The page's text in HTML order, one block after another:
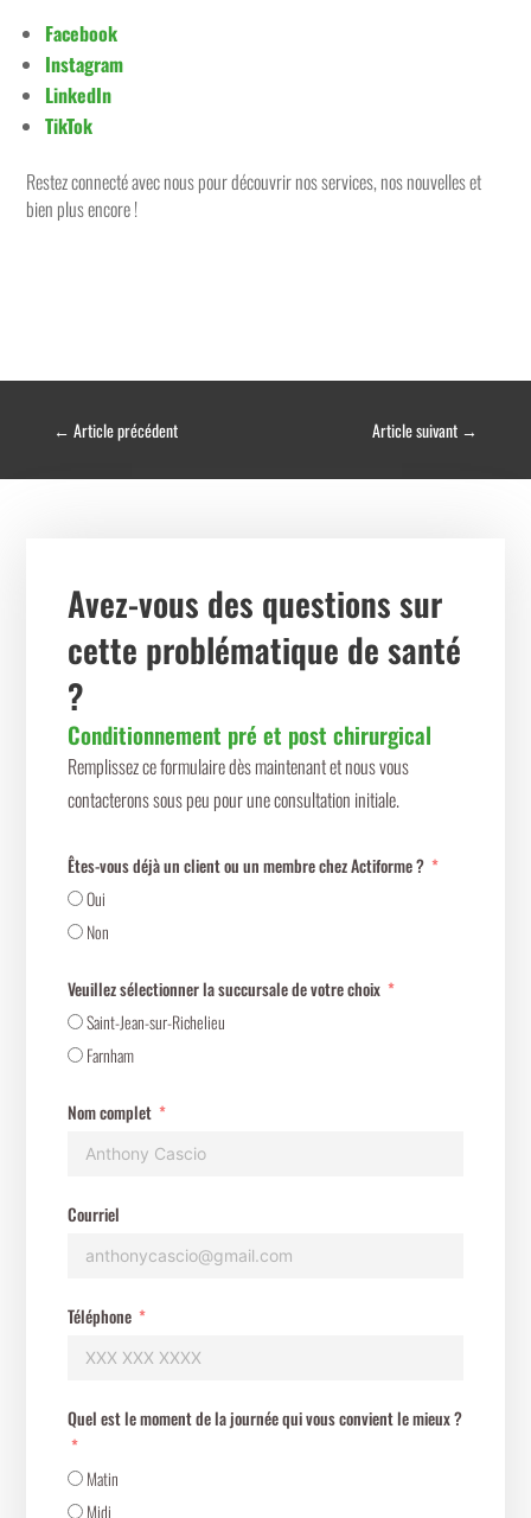
Facebook
Instagram
LinkedIn
TikTok
Restez connecté avec nous pour découvrir nos services, nos nouvelles et
bien plus encore !
← Article précédent Article suivant →
Avez-vous des questions sur
cette problématique de santé
?
Conditionnement pré et post chirurgical
Remplissez ce formulaire dès maintenant et nous vous
contacterons sous peu pour une consultation initiale.
Êtes-vous déjà un client ou un membre chez Actiforme ?
Oui
Non
Veuillez sélectionner la succursale de votre choix
Saint-Jean-sur-Richelieu
Farnham
Nom complet
Courriel
Téléphone
Quel est le moment de la journée qui vous convient le mieux ?
Matin
Midi